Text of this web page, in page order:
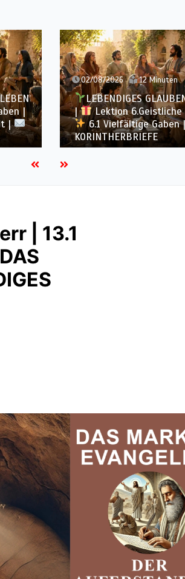
|
|
02/08/2026 12 Minuten
LEBENDIGES
|
Lektion 6.Geistliche
6.1 Vielfältige
KORINTHERBRIEFE
| 13.1